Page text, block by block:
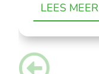
LEES MEER